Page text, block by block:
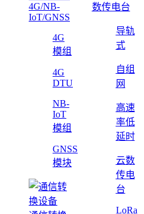
4G/NB-
IoT/GNSS
4G
模组
4G
DTU
NB-
IoT
模组
GNSS
模块
数传电台
导轨
式
自组
网
高速
率低
延时
云数
传电
台
LoRa